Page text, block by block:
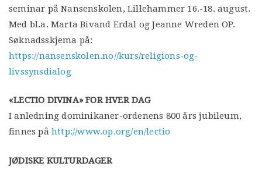
seminar på Nansenskolen, Lillehammer 16.-18. august.
Med bl.a. Marta Bivand Erdal og Jeanne Wreden OP.
Søknadsskjema på:
https://nansenskolen.no//kurs/religions-og-
livssynsdialog
«LECTIO DIVINA» FOR HVER DAG
I anledning dominikaner-ordenens 800 års jubileum,
finnes på http://www.op.org/en/lectio
JØDISKE KULTURDAGER